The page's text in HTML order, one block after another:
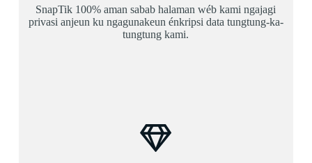
SnapTik 100% aman sabab halaman wéb kami ngajagi
privasi anjeun ku ngagunakeun énkripsi data tungtung-ka-
tungtung kami.